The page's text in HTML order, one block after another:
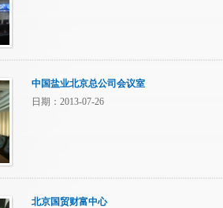
中国盐业北京总公司会议室
日期：2013-07-26
北京国贸财富中心